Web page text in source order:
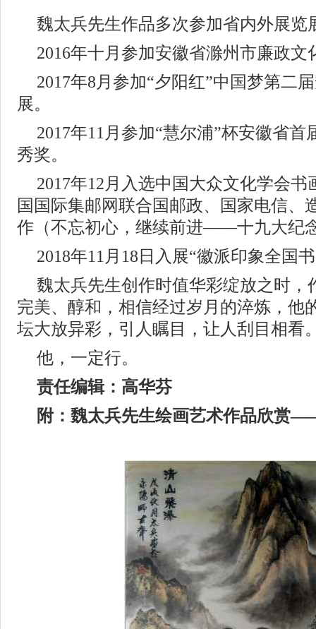
魏太兵先生作品多次参加省内外展览
2016年十月参加安徽省滁州市廉政文
2017年8月参加“夕阳红”中国梦第二
展。
2017年11月参加“慧尔浦”杯安徽省
秀奖。
2017年12月入选中国大众文化学会
国国际集邮网联合国邮政、国家电信、
作（不忘初心，继续前进——十九大纪
2018年11月18日入展“徽派印象全国
魏太兵先生创作时值华彩绽放之时，
完美、醇和，相信经过岁月的淬炼，他
坛大放异彩，引人瞩目，让人刮目相看
他，一定行。
责任编辑：高华芬
附：魏太兵先生绘画艺术作品欣赏